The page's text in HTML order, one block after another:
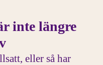
inte längre
eller så har